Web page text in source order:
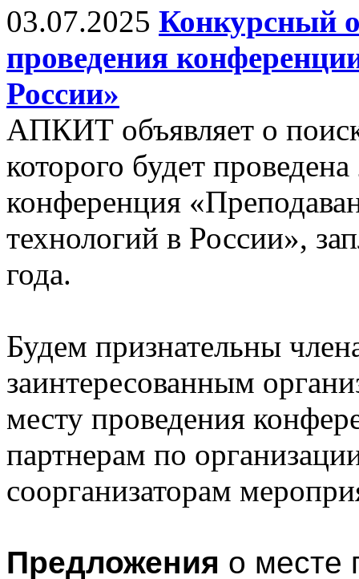
03.07.2025 Конкурсный
проведения
России»
АПКИТ объявляет о
которого будет
конференция
технологий в России»,
года.
Будем признательны
заинтересованным
месту проведения
партнерам по
соорганизаторам
Предложения о месте